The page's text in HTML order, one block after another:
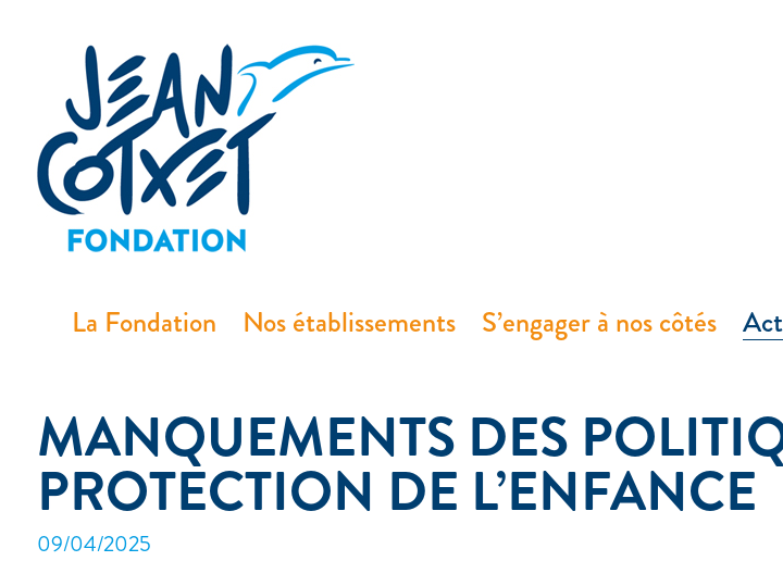
La Fondation Nos établissements S’engager à nos côtés
MANQUEMENTS DES
PROTECTION DE L’ENFANCE
09/04/2025